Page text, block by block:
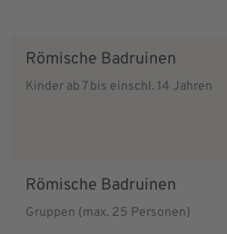
Römische Badruinen
Kinder ab 7 bis einschl. 14 Jahren
Römische Badruinen
Gruppen (max. 25 Personen)